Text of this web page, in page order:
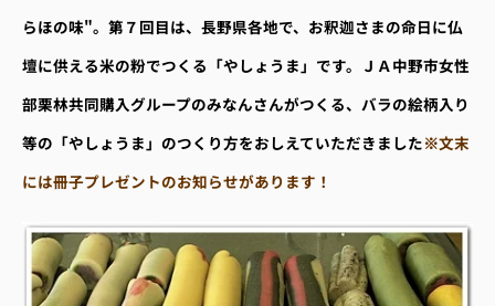
らほの味"。第７回目は、長野県各地で、お釈迦さまの命日に仏
壇に供える米の粉でつくる「やしょうま」です。ＪＡ中野市女性
部栗林共同購入グループのみなんさんがつくる、バラの絵柄入り
等の「やしょうま」のつくり方をおしえていただきました※文末
には冊子プレゼントのお知らせがあります！